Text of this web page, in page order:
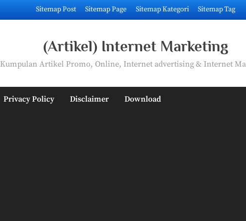
Sitemap Post Sitemap Page Sitemap Kategori Sitemap Tag
(Artikel) Internet Marketing
Kumpulan Artikel Promo, Online, Internet advertising & Internet
Privacy Policy Disclaimer Download